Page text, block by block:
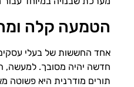
הטמעה קלה
אחד החששות של בעלי
חדשה יהיה מסובך. למעשה,
תורים מודרנית היא פשוטה